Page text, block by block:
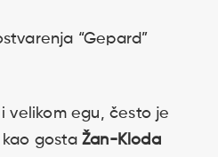
“Gepard”
velikom egu, često je
kao gostaŽan-Kloda